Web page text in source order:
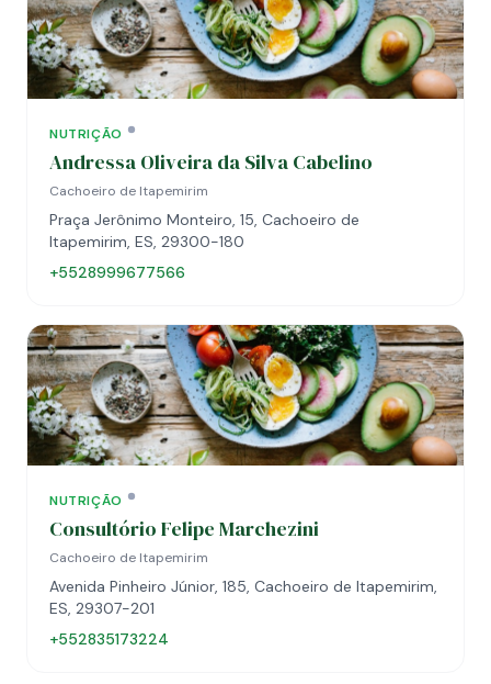
NUTRIÇÃO
Andressa Oliveira da Silva Cabelino
Cachoeiro de Itapemirim
Praça Jerônimo Monteiro, 15, Cachoeiro de
Itapemirim, ES, 29300-180
+5528999677566
NUTRIÇÃO
Consultório Felipe Marchezini
Cachoeiro de Itapemirim
Avenida Pinheiro Júnior, 185, Cachoeiro de Itapemirim,
ES, 29307-201
+552835173224